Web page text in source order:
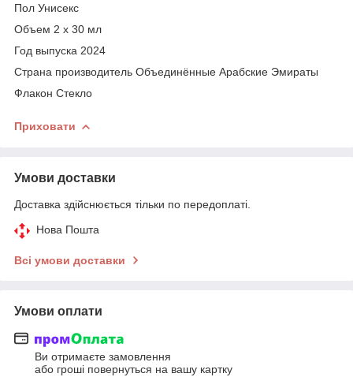
Пол Унисекс
Объем 2 x 30 мл
Год выпуска 2024
Страна производитель Объединённые Арабские Эмираты
Флакон Стекло
Приховати
Умови доставки
Доставка здійснюється тільки по передоплаті.
Нова Пошта
Всі умови доставки
Умови оплати
Ви отримаєте замовлення
або гроші повернуться на вашу картку